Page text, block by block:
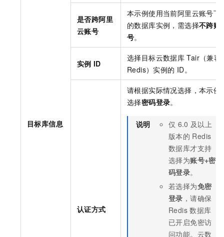
目标库信息
是否跨阿里
云账号
本示例使用当前阿里云账号下
的数据库实例，需选择不跨账
号。
实例 ID
选择目标云数据库 Tair（兼容
Redis） 实例的 ID。
认证方式
请根据实际情况选择，本示例
选择密码登录。
说明 仅 6.0 及以上
版本的 Redis
数据库才支持
选择为账号+密
码登录。
若选择为免密
登录 ，请确保
Redis 数据库
已开启免密访
问功能。 云数